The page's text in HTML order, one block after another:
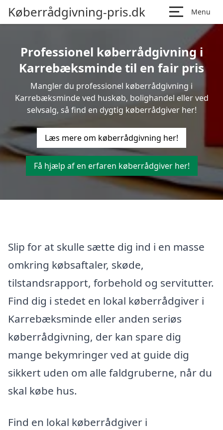
Køberrådgivning-pris.dk Menu
Professionel køberrådgivning i
Karrebæksminde til en fair pris
Mangler du professionel køberrådgivning i
Karrebæksminde ved huskøb, bolighandel eller ved
selvsalg, så find en dygtig køberrådgiver her!
Læs mere om køberrådgivning her!
Få hjælp af en erfaren køberrådgiver her!
Slip for at skulle sætte dig ind i en masse
omkring købsaftaler, skøde,
tilstandsrapport, forbehold og servitutter.
Find dig i stedet en lokal køberrådgiver i
Karrebæksminde eller anden seriøs
køberrådgivning, der kan spare dig
mange bekymringer ved at guide dig
sikkert uden om alle faldgruberne, når du
skal købe hus.
Find en lokal køberrådgiver i